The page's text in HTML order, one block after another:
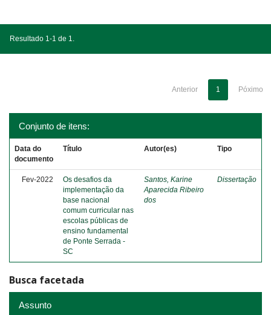
Resultado 1-1 de 1.
Anterior 1 Póximo
Conjunto de itens:
Data do
documento
Título Autor(es) Tipo
Fev-2022
Os desafios da
implementação da
base nacional
comum curricular nas
escolas públicas de
ensino fundamental
de Ponte Serrada -
SC
Santos, Karine
Aparecida Ribeiro
dos
Dissertação
Busca facetada
Assunto